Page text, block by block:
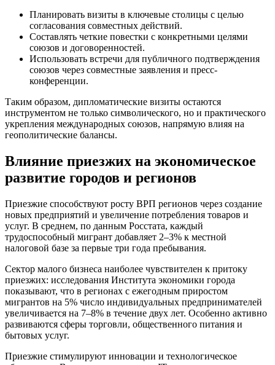
Планировать визиты в ключевые столицы с целью
согласования совместных действий.
Составлять четкие повестки с конкретными целями
союзов и договоренностей.
Использовать встречи для публичного подтверждения
союзов через совместные заявления и пресс-
конференции.
Таким образом, дипломатические визиты остаются
инструментом не только символического, но и практического
укрепления международных союзов, напрямую влияя на
геополитические балансы.
Влияние приезжих на экономическое
развитие городов и регионов
Приезжие способствуют росту ВРП регионов через создание
новых предприятий и увеличение потребления товаров и
услуг. В среднем, по данным Росстата, каждый
трудоспособный мигрант добавляет 2–3% к местной
налоговой базе за первые три года пребывания.
Сектор малого бизнеса наиболее чувствителен к притоку
приезжих: исследования Института экономики города
показывают, что в регионах с ежегодным приростом
мигрантов на 5% число индивидуальных предпринимателей
увеличивается на 7–8% в течение двух лет. Особенно активно
развиваются сферы торговли, общественного питания и
бытовых услуг.
Приезжие стимулируют инновации и технологическое